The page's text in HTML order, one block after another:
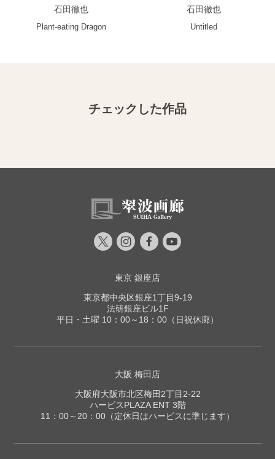
石田徹也
Plant-eating Dragon
石田徹也
Untitled
チェックした作品
東京 銀座店
東京都中央区銀座1丁目9-19
法研銀座ビル1F
平日・土曜 10：00～18：00（日祝休廊）
大阪 梅田店
大阪府大阪市北区梅田2丁目2-22
ハービスPLAZA ENT 3階
11：00～20：00（定休日はハービスに準じます）